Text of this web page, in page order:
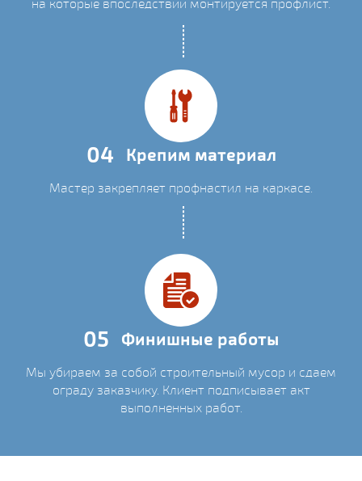
на которые впоследствии монтируется профлист.
04 Крепим материал
Мастер закрепляет профнастил на каркасе.
05 Финишные работы
Мы убираем за собой строительный мусор и сдаем
ограду заказчику. Клиент подписывает акт
выполненных работ.